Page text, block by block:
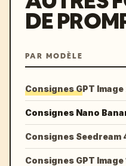
DE
PAR MODÈLE
Consignes GPT Image
Consignes Nano
Consignes Seedream
Consignes GPT Image